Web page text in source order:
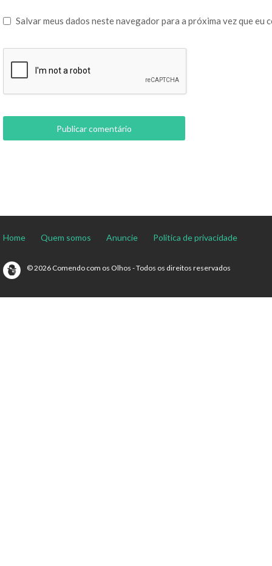
Salvar meus dados neste navegador para a próxima vez que eu
Home Quem somos Anuncie Política de privacidade
© 2026 Comendo com os Olhos - Todos os direitos reservados